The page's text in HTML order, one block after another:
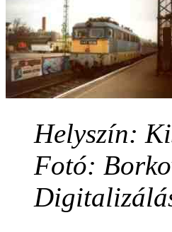
Helyszín:
Fotó: